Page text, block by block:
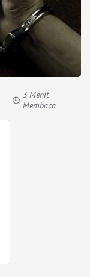
3 Menit
Membaca